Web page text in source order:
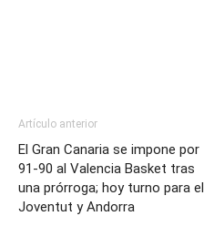
Artículo anterior
El Gran Canaria se impone por
91-90 al Valencia Basket tras
una prórroga; hoy turno para el
Joventut y Andorra